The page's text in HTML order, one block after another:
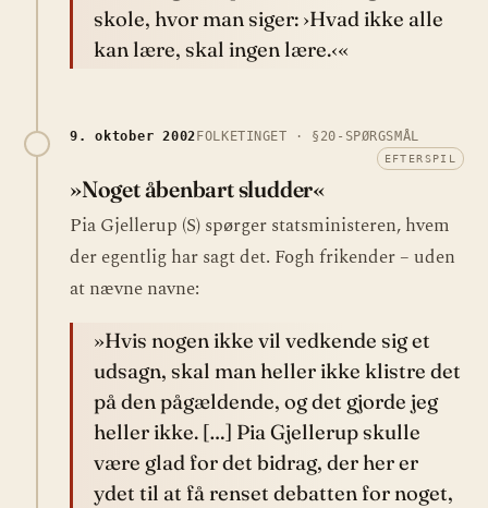
skole, hvor man siger: ›Hvad ikke alle
kan lære, skal ingen lære.‹«
9. oktober 2002 FOLKETINGET · §20-SPØRGSMÅL
EFTERSPIL
»Noget åbenbart sludder«
Pia Gjellerup (S) spørger statsministeren, hvem
der egentlig har sagt det. Fogh frikender – uden
at nævne navne:
»Hvis nogen ikke vil vedkende sig et
udsagn, skal man heller ikke klistre det
på den pågældende, og det gjorde jeg
heller ikke. […] Pia Gjellerup skulle
være glad for det bidrag, der her er
ydet til at få renset debatten for noget,